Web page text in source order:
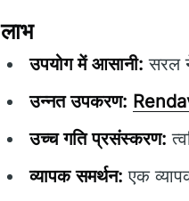
लाभ
उपयोग में आसानी: सरल
उन्नत उपकरण:
उच्च गति प्रसंस्करण:
व्यापक समर्थन: एक